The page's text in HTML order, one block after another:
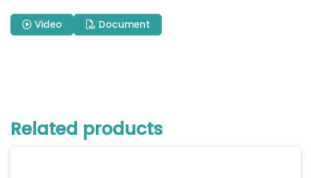
Video Document
Related products